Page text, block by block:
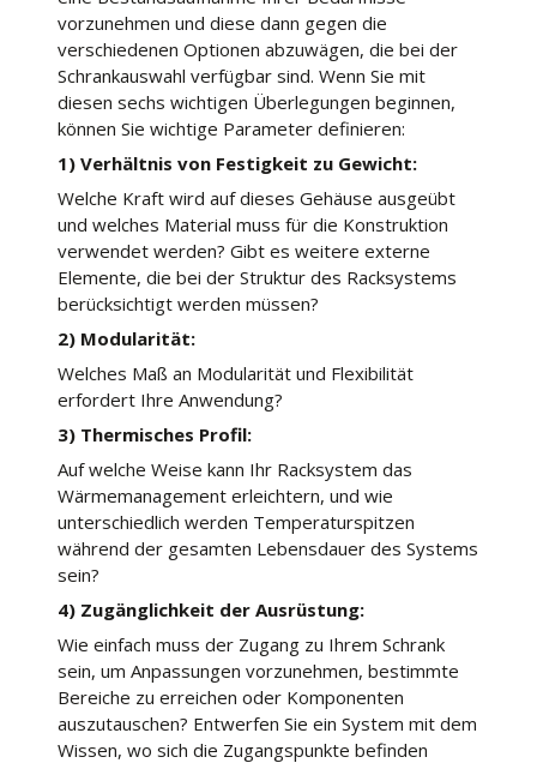
vorzunehmen und diese dann gegen die
verschiedenen Optionen abzuwägen, die bei der
Schrankauswahl verfügbar sind. Wenn Sie mit
diesen sechs wichtigen Überlegungen beginnen,
können Sie wichtige Parameter definieren:
1) Verhältnis von Festigkeit zu Gewicht:
Welche Kraft wird auf dieses Gehäuse ausgeübt
und welches Material muss für die Konstruktion
verwendet werden? Gibt es weitere externe
Elemente, die bei der Struktur des Racksystems
berücksichtigt werden müssen?
2) Modularität:
Welches Maß an Modularität und Flexibilität
erfordert Ihre Anwendung?
3) Thermisches Profil:
Auf welche Weise kann Ihr Racksystem das
Wärmemanagement erleichtern, und wie
unterschiedlich werden Temperaturspitzen
während der gesamten Lebensdauer des Systems
sein?
4) Zugänglichkeit der Ausrüstung:
Wie einfach muss der Zugang zu Ihrem Schrank
sein, um Anpassungen vorzunehmen, bestimmte
Bereiche zu erreichen oder Komponenten
auszutauschen? Entwerfen Sie ein System mit dem
Wissen, wo sich die Zugangspunkte befinden